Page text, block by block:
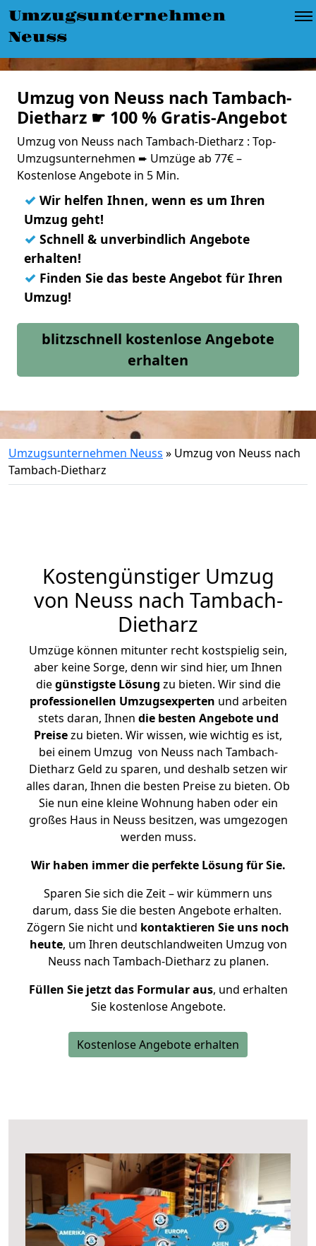
Umzugsunternehmen
Neuss
Umzug von Neuss nach Tambach-
Dietharz ☛ 100 % Gratis-Angebot
Umzug von Neuss nach Tambach-Dietharz : Top-
Umzugsunternehmen ➨ Umzüge ab 77€ –
Kostenlose Angebote in 5 Min.
✓ Wir helfen Ihnen, wenn es um Ihren
Umzug geht!
✓ Schnell & unverbindlich Angebote
erhalten!
✓ Finden Sie das beste Angebot für Ihren
Umzug!
blitzschnell kostenlose Angebote
erhalten
Umzugsunternehmen Neuss » Umzug von Neuss nach
Tambach-Dietharz
Kostengünstiger Umzug
von Neuss nach Tambach-
Dietharz
Umzüge können mitunter recht kostspielig sein,
aber keine Sorge, denn wir sind hier, um Ihnen
diegünstigste Lösung zu bieten. Wir sind die
professionellen Umzugsexperten und arbeiten
stets daran, Ihnen die besten Angebote und
Preisezu bieten. Wir wissen, wie wichtig es ist,
bei einem Umzug von Neuss nach Tambach-
Dietharz Geld zu sparen, und deshalb setzen wir
alles daran, Ihnen die besten Preise zu bieten. Ob
Sie nun eine kleine Wohnung haben oder ein
großes Haus in Neuss besitzen, was umgezogen
werden muss.
Wir haben immer die perfekte Lösung für Sie.
Sparen Sie sich die Zeit – wir kümmern uns
darum, dass Sie die besten Angebote erhalten.
Zögern Sie nicht und kontaktieren Sie uns noch
heute, um Ihren deutschlandweiten Umzug von
Neuss nach Tambach-Dietharz zu planen.
Füllen Sie jetzt das Formular aus, und erhalten
Sie kostenlose Angebote.
Kostenlose Angebote erhalten